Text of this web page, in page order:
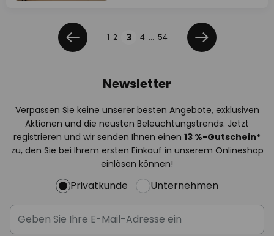
Zurück
Seite
1 2 3 4 ... 54
Weiter
Newsletter
Verpassen Sie keine unserer besten Angebote, exklusiven
Aktionen und die neusten Beleuchtungstrends. Jetzt
registrieren und wir senden Ihnen einen 13 %-Gutschein*
zu, den Sie bei Ihrem ersten Einkauf in unserem Onlineshop
einlösen können!
Privatkunde Unternehmen